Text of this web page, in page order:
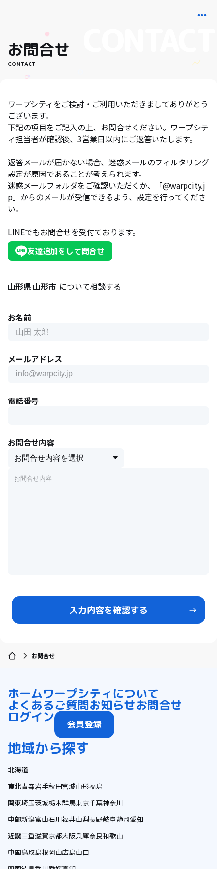
お問合せ
CONTACT
ワープシティをご検討・ご利用いただきましてありがとう
ございます。
下記の項目をご記入の上、お問合せください。ワープシテ
ィ担当者が確認後、3営業日以内にご返答いたします。
返答メールが届かない場合、迷惑メールのフィルタリング
設定が原因であることが考えられます。
迷惑メールフォルダをご確認いただくか、「@warpcity.j
p」からのメールが受信できるよう、設定を行ってくださ
い。
LINEでもお問合せを受付ております。
友達追加をして問合せ
山形県 山形市 について相談する
お名前
メールアドレス
電話番号
お問合せ内容
入力内容を確認する
お問合せ
ホームワープシティについて
よくあるご質問お知らせお問合せ
ログイン 会員登録
地域から探す
北海道
東北青森岩手秋田宮城山形福島
関東埼玉茨城栃木群馬東京千葉神奈川
中部新潟富山石川福井山梨長野岐阜静岡愛知
近畿三重滋賀京都大阪兵庫奈良和歌山
中国鳥取島根岡山広島山口